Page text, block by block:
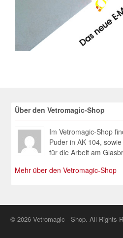
Über den Vetromagic-Shop
Im Vetromagic-Shop
Puder in AK 104,
für die Arbeit am
Mehr über den Vetromagic-Shop
© 2026 Vetromagic - Shop. All Rights